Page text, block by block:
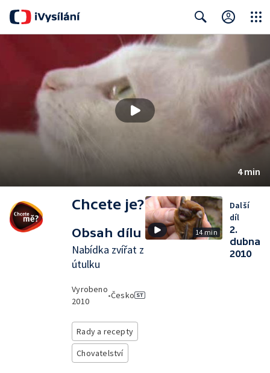
Search
4 min
Chcete je?
Obsah dílu
Nabídka zvířat z
útulku
Vyrobeno
2010
•Česko
Rady a recepty
Chovatelství
14 min
Další
díl
2.
dubna
2010